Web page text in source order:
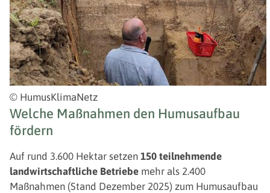
© HumusKlimaNetz
Welche Maßnahmen den Humusaufbau
fördern
Auf rund 3.600 Hektar setzen 150 teilnehmende
landwirtschaftliche Betriebe mehr als 2.400
Maßnahmen (Stand Dezember 2025) zum Humusaufbau